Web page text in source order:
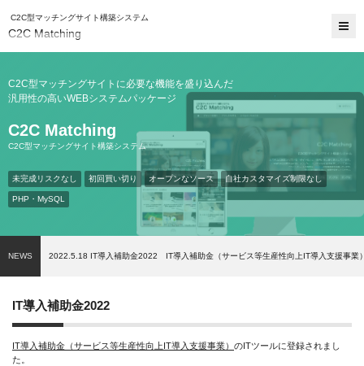
C2C型マッチングサイト構築システム
C2C Matching
C2C型マッチングサイトに必要な機能を盛り込んだ
汎用性の高いWEBシステムパッケージ
C2C Matching
C2C型マッチングサイト構築システム
未完成リスクなし 初回買い切り オープンなソース 自社カスタマイズ制限なし
PHP・MySQL
NEWS 2022.5.18 IT導入補助金2022 IT導入補助金（サービス等生産性向上IT導入支援事業
IT導入補助金2022
IT導入補助金（サービス等生産性向上IT導入支援事業） のITツールに登録されまし
た。